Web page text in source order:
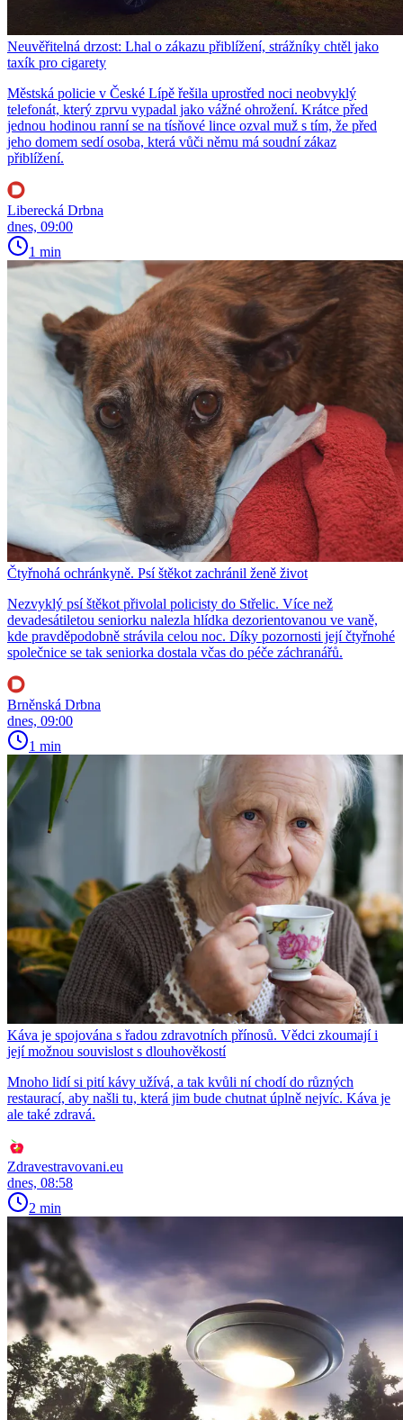
Neuvěřitelná drzost: Lhal o zákazu přiblížení, strážníky chtěl jako
taxík pro cigarety
Městská policie v České Lípě řešila uprostřed noci neobvyklý
telefonát, který zprvu vypadal jako vážné ohrožení. Krátce před
jednou hodinou ranní se na tísňové lince ozval muž s tím, že před
jeho domem sedí osoba, která vůči němu má soudní zákaz
přiblížení.
Liberecká Drbna
dnes, 09:00
1 min
Čtyřnohá ochránkyně. Psí štěkot zachránil ženě život
Nezvyklý psí štěkot přivolal policisty do Střelic. Více než
devadesátiletou seniorku nalezla hlídka dezorientovanou ve vaně,
kde pravděpodobně strávila celou noc. Díky pozornosti její čtyřnohé
společnice se tak seniorka dostala včas do péče záchranářů.
Brněnská Drbna
dnes, 09:00
1 min
Káva je spojována s řadou zdravotních přínosů. Vědci zkoumají i
její možnou souvislost s dlouhověkostí
Mnoho lidí si pití kávy užívá, a tak kvůli ní chodí do různých
restaurací, aby našli tu, která jim bude chutnat úplně nejvíc. Káva je
ale také zdravá.
Zdravestravovani.eu
dnes, 08:58
2 min